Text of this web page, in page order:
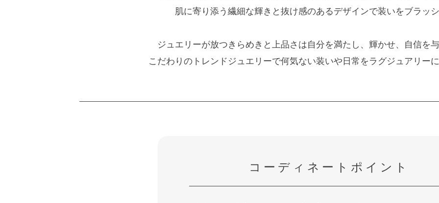
肌に寄り添う繊細な輝きと抜け感のあるデザインで装いをブラッ
ジュエリーが放つきらめきと上品さは自分を満たし、輝かせ、自信を
こだわりのトレンドジュエリーで何気ない装いや日常をラグジュアリー
コーディネートポイント